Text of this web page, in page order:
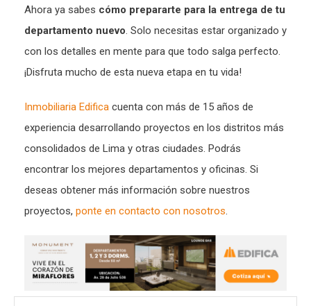
Ahora ya sabes cómo prepararte para la entrega de tu
departamento nuevo. Solo necesitas estar organizado y
con los detalles en mente para que todo salga perfecto.
¡Disfruta mucho de esta nueva etapa en tu vida!
Inmobiliaria Edifica cuenta con más de 15 años de
experiencia desarrollando proyectos en los distritos más
consolidados de Lima y otras ciudades. Podrás
encontrar los mejores departamentos y oficinas. Si
deseas obtener más información sobre nuestros
proyectos, ponte en contacto con nosotros.